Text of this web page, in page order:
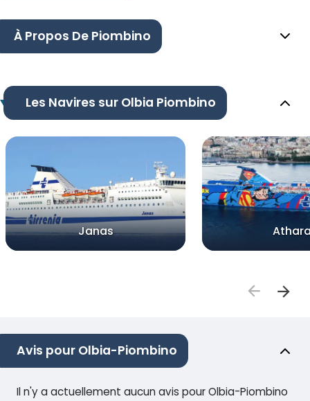
À Propos De Piombino
Les Navires sur Olbia Piombino
Janas
Avis pour Olbia-Piombino
Il n'y a actuellement aucun avis pour Olbia-Piombino